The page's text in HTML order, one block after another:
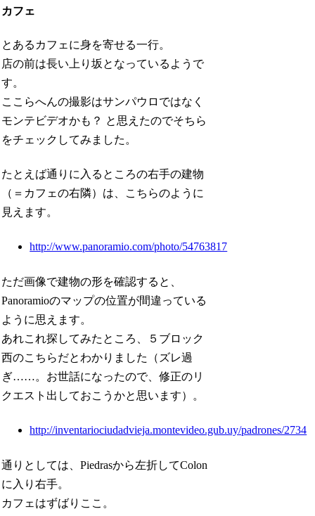
カフェ
とあるカフェに身を寄せる一行。
店の前は長い上り坂となっているようで
す。
ここらへんの撮影はサンパウロではなく
モンテビデオかも？ と思えたのでそちら
をチェックしてみました。
たとえば通りに入るところの右手の建物
（＝カフェの右隣）は、こちらのように
見えます。
http://www.panoramio.com/photo/54763817
ただ画像で建物の形を確認すると、
Panoramioのマップの位置が間違っている
ように思えます。
あれこれ探してみたところ、５ブロック
西のこちらだとわかりました（ズレ過
ぎ……。お世話になったので、修正のリ
クエスト出しておこうかと思います）。
http://inventariociudadvieja.montevideo.gub.uy/padrones/2734
通りとしては、Piedrasから左折してColon
に入り右手。
カフェはずばりここ。